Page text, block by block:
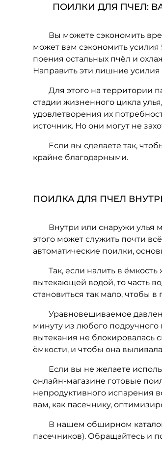
ПОИЛКИ ДЛЯ ПЧЕЛ:
Вы можете сэкономить
может вам сэкономить усилия
поения остальных пчёл и
Направить эти лишние усилия
Для этого на территории
стадии жизненного цикла
удовлетворения их
источник. Но они могут не
Если вы сделаете так, чтобы
крайне благодарными.
ПОИЛКА ДЛЯ ПЧЕЛ
Внутри или снаружи улья
этого может служить почти
автоматические поилки,
Так, если налить в ёмкость
вытекающей водой, то часть
становиться так мало, чтобы
Уравновешиваемое
минуту из любого подручного
вытекания не блокировалась
ёмкости, и чтобы она
Если вы не желаете
онлайн-магазине готовые
непродуктивного испарения
вам, как пасечнику,
В нашем обширном
пасечников). Обращайтесь и